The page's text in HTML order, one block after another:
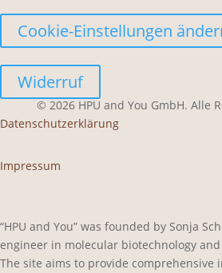
Cookie-Einstellungen
Widerruf
© 2026 HPU and You GmbH. Alle
Datenschutzerklärung
Impressum
“HPU and You” was founded by Sonja
engineer in molecular biotechnology
The site aims to provide comprehensive